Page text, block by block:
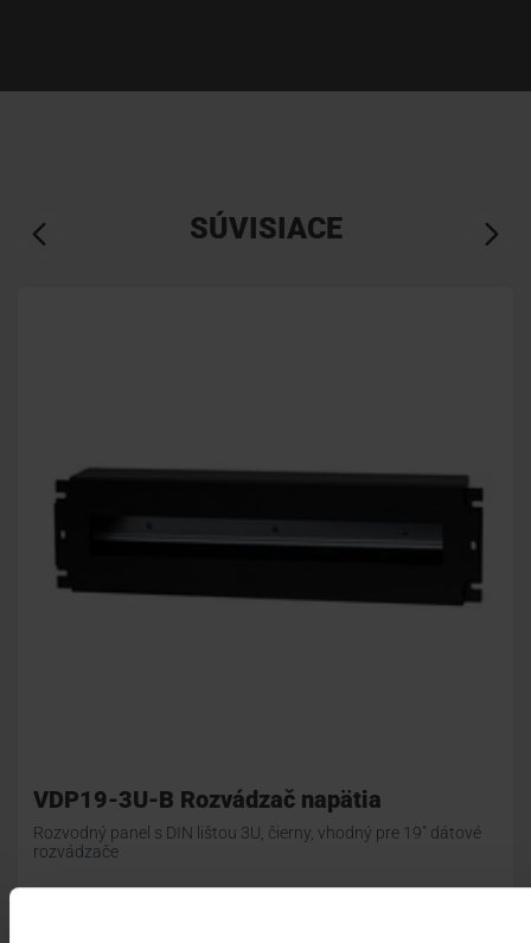
SÚVISIACE
VDP19-3U-B Rozvádzač napätia
Rozvodný panel s DIN lištou 3U, čierny, vhodný pre 19" dátové
rozvádzače